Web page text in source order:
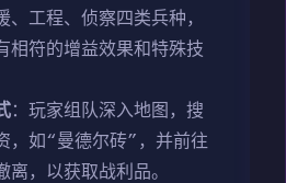
、工程、侦察四类兵种，
相符的增益效果和特殊技
：玩家组队深入地图，搜
，如“曼德尔砖”，并前往
离，以获取战利品。